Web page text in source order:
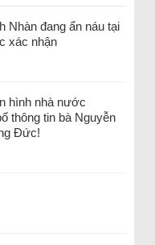
Nhàn đang ẩn náu tại
xác nhận
hình nhà nước
thông tin bà Nguyễn
Đức!